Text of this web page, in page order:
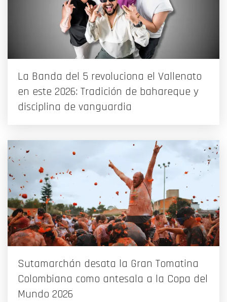
La Banda del 5 revoluciona el Vallenato
en este 2026: Tradición de bahareque y
disciplina de vanguardia
Sutamarchán desata la Gran Tomatina
Colombiana como antesala a la Copa del
Mundo 2026